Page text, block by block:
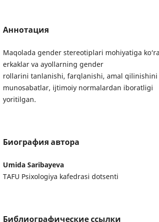
Аннотация
Maqolada gender stereotiplari mohiyatiga
erkaklar va ayollarning gender
rollarini tanlanishi, farqlanishi, amal
munosabatlar, ijtimoiy normalardan iboratligi
yoritilgan.
Биография автора
Umida Saribayeva
TAFU Psixologiya kafedrasi dotsenti
Библиографические ссылки